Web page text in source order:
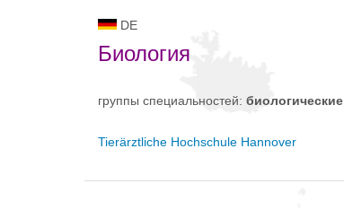
DE
Биология
группы специальностей: биологическиe
Tierärztliche Hochschule Hannover